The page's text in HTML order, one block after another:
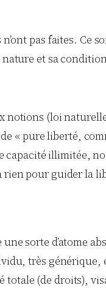
pas faites. Ce
et sa
notions (loi
« pure liberté,
illimitée,
a rien pour guider
sorte d’atome
très
(de droits),